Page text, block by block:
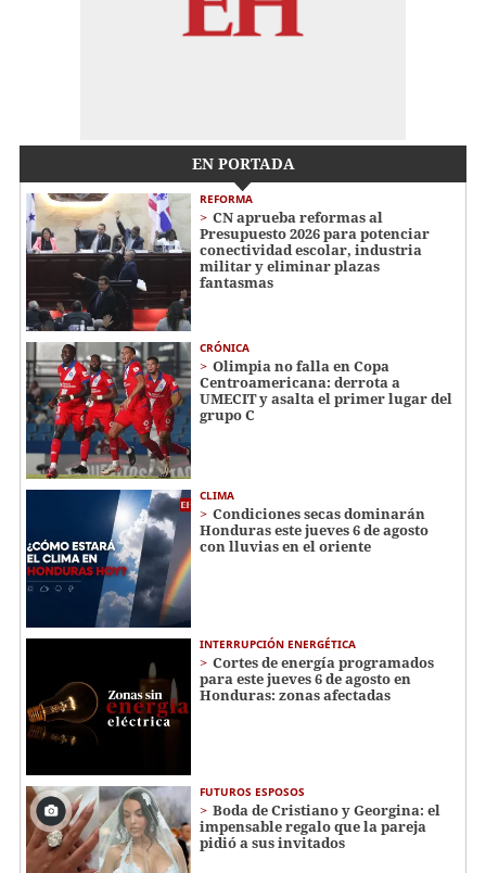
EN PORTADA
REFORMA
CN aprueba reformas al
Presupuesto 2026 para potenciar
conectividad escolar, industria
militar y eliminar plazas
fantasmas
CRÓNICA
Olimpia no falla en Copa
Centroamericana: derrota a
UMECIT y asalta el primer lugar del
grupo C
CLIMA
Condiciones secas dominarán
Honduras este jueves 6 de agosto
con lluvias en el oriente
INTERRUPCIÓN ENERGÉTICA
Cortes de energía programados
para este jueves 6 de agosto en
Honduras: zonas afectadas
FUTUROS ESPOSOS
Boda de Cristiano y Georgina: el
impensable regalo que la pareja
pidió a sus invitados